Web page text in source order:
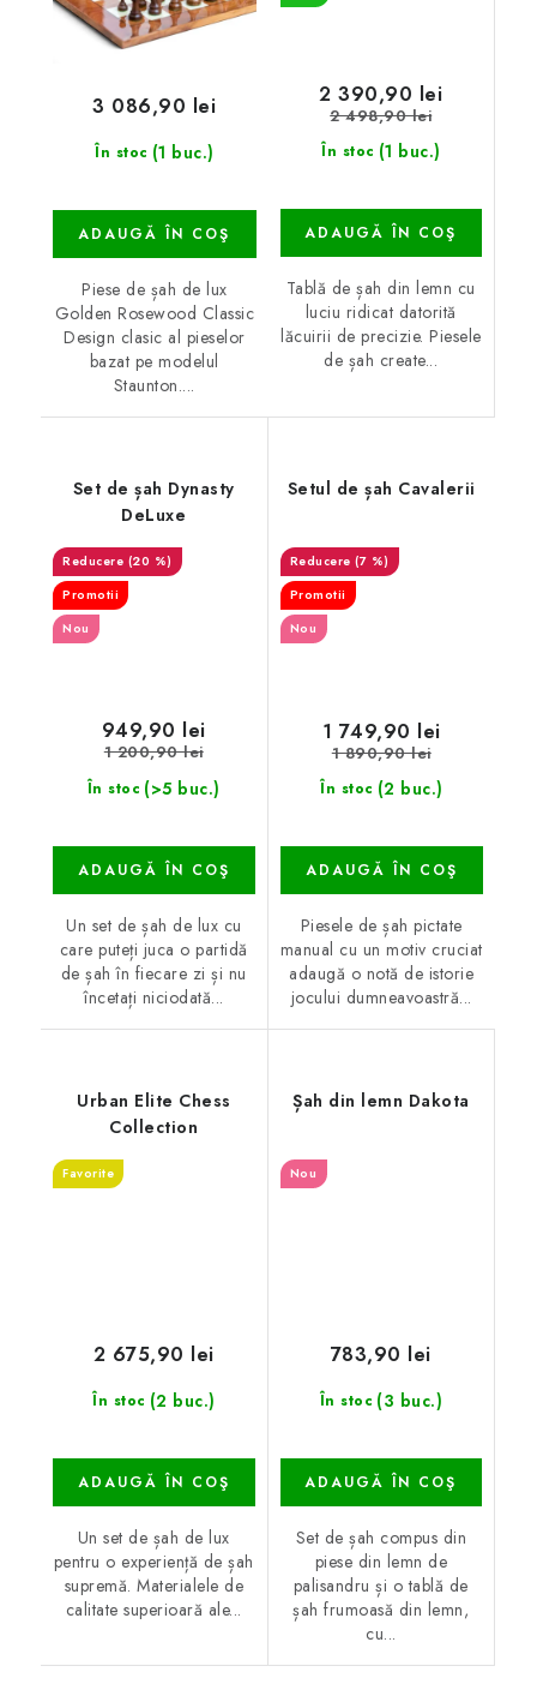
În stoc (1 buc.)
3 086,90 lei
ADAUGĂ ÎN COŞ
Piese de șah de lux
Golden Rosewood Classic
Design clasic al pieselor
bazat pe modelul
Staunton....
În stoc (1 buc.)
2 390,90 lei
2 498,90 lei
ADAUGĂ ÎN COŞ
Tablă de șah din lemn cu
luciu ridicat datorită
lăcuirii de precizie. Piesele
de șah create...
Set de șah Dynasty
DeLuxe
(20 %)
Promotii
Nou
În stoc (>5 buc.)
949,90 lei
1 200,90 lei
ADAUGĂ ÎN COŞ
Un set de șah de lux cu
care puteți juca o partidă
de șah în fiecare zi și nu
încetați niciodată...
Setul de șah Cavalerii
(7 %)
Promotii
Nou
În stoc (2 buc.)
1 749,90 lei
1 890,90 lei
ADAUGĂ ÎN COŞ
Piesele de șah pictate
manual cu un motiv cruciat
adaugă o notă de istorie
jocului dumneavoastră...
Urban Elite Chess
Collection
Favorite
În stoc (2 buc.)
2 675,90 lei
ADAUGĂ ÎN COŞ
Un set de șah de lux
pentru o experiență de șah
supremă. Materialele de
calitate superioară ale...
Șah din lemn Dakota
Nou
În stoc (3 buc.)
783,90 lei
ADAUGĂ ÎN COŞ
Set de șah compus din
piese din lemn de
palisandru și o tablă de
șah frumoasă din lemn,
cu...